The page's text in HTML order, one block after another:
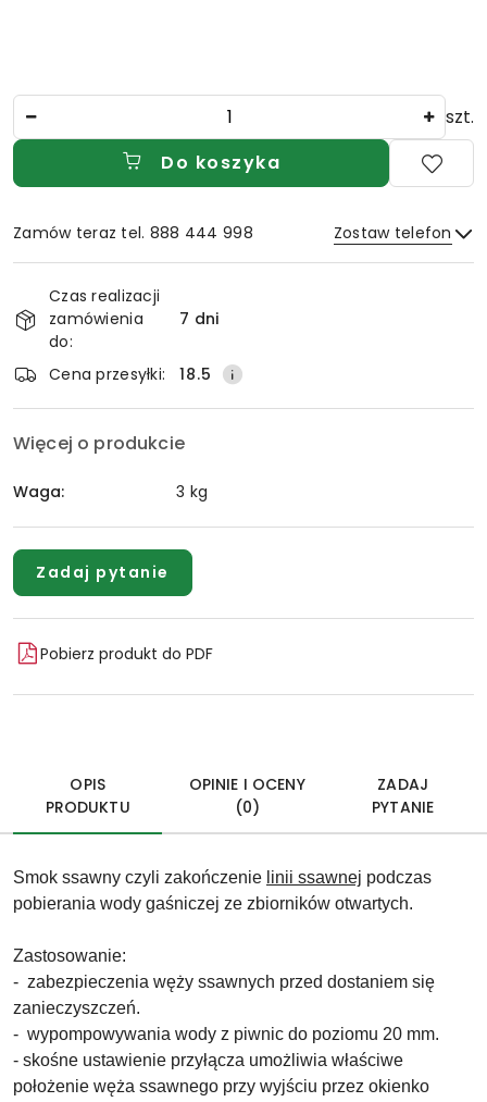
szt.
Do koszyka
Zamów teraz tel. 888 444 998 Zostaw telefon
Wyślij
i
dostawa
Czas realizacji
zamówienia
do:
7 dni
Cena przesyłki: 18.5
Więcej o produkcie
Waga: 3 kg
Zadaj pytanie
Pobierz produkt do PDF
OPIS
PRODUKTU
OPINIE I OCENY
(0)
ZADAJ
PYTANIE
Smok ssawny czyli zakończenie linii ssawnej podczas
pobierania wody gaśniczej ze zbiorników otwartych.
Zastosowanie:
- zabezpieczenia węży ssawnych przed dostaniem się
zanieczyszczeń.
- wypompowywania wody z piwnic do poziomu 20 mm.
- skośne ustawienie przyłącza umożliwia właściwe
położenie węża ssawnego przy wyjściu przez okienko